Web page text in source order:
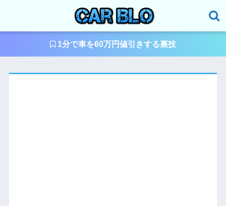
1分で車を60万円値引きする裏技